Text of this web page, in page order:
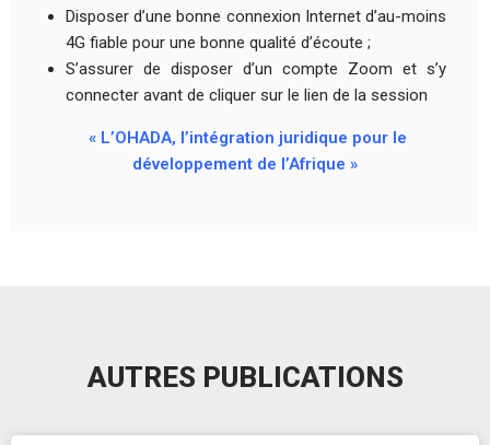
Disposer d’une bonne connexion Internet d’au-moins
4G fiable pour une bonne qualité d’écoute ;
S’assurer de disposer d’un compte Zoom et s’y
connecter avant de cliquer sur le lien de la session
« L’OHADA, l’intégration juridique pour le
développement de l’Afrique »
AUTRES PUBLICATIONS